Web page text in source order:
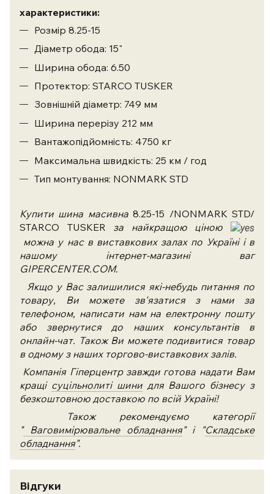
характеристики:
Розмір 8.25-15
Діаметр обода: 15"
Ширина обода: 6.50
Протектор: STARCO TUSKER
Зовнішній діаметр: 749 мм
Ширина перерізу 212 мм
Вантажопідйомність: 4750 кг
Максимальна швидкість: 25 км / год
Тип монтування: NONMARK STD
Купити шина масивна8.25-15 /NONMARK STD/
STARCO TUSKER за найкращою ціною
можна у нас в виставкових залах по Україні і в
нашому інтернет-магазині ваг
GIPERCENTER.COM.
Якщо у Вас залишилися які-небудь питання по
товару, Ви можете зв'язатися з нами за
телефоном, написати нам на електронну пошту
або звернутися до наших консультантів в
онлайн-чат. Також Ви можете подивитися товар
в одному з наших торгово-виставкових залів.
Компанія Гіперцентр завжди готова надати Вам
кращі суцільнолиті шинидля Вашого бізнесу з
безкоштовною доставкою по всій Україні!
Також рекомендуємо категорії
"Ваговимірювальне обладнання" і "Складське
обладнання".
Відгуки